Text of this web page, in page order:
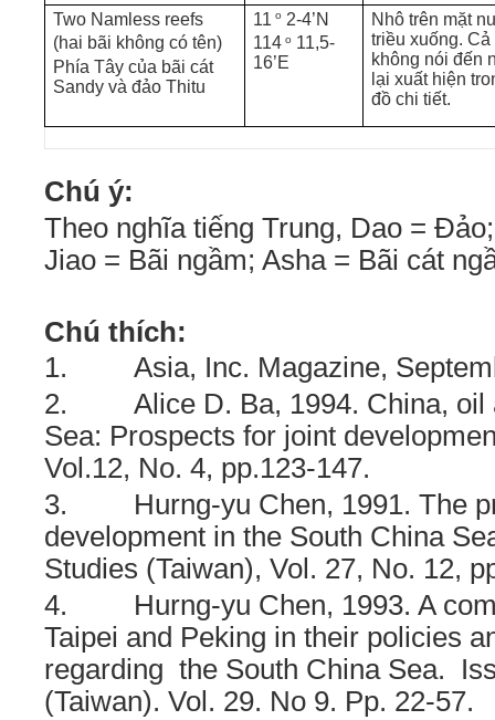
Two Namless reefs
(hai bãi không có tên)
Phía Tây của bãi cát
Sandy và đảo Thitu
11 o 2-4’N
114 o 11,5-
16’E
Nhô trên mặt
triều xuống. Cả
không nói đến
lại xuất hiện
đồ chi tiết.
Chú ý:
Theo nghĩa tiếng Trung, Dao =
Jiao = Bãi ngầm; Asha = Bãi cát
Chú thích:
1.
Asia, Inc. Magazine,
2.
Alice D. Ba, 1994. China,
Sea: Prospects for joint
Vol.12, No. 4, pp.123-147.
3.
Hurng-yu Chen, 1991. The
development in the South China
Studies (Taiwan), Vol. 27, No. 12,
4.
Hurng-yu Chen, 1993. A
Taipei and Peking in their policies
regarding the South China Sea.
(Taiwan). Vol. 29. No 9. Pp. 22-57.